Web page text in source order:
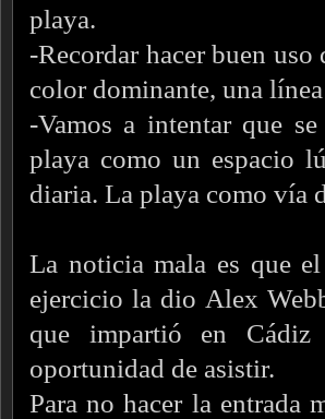
playa.
-Recordar hacer buen
color dominante, una
-Vamos a intentar que
playa como un espacio
diaria. La playa como vía
La noticia mala es que
ejercicio la dio Alex
que impartió en
oportunidad de asistir.
Para no hacer la entrada